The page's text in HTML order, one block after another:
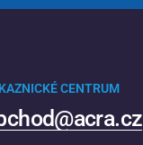
CENTRUM